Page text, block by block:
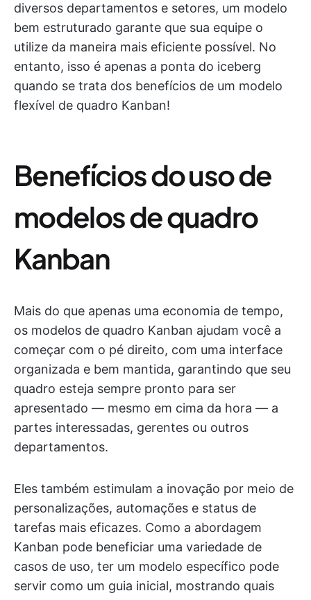
diversos departamentos e setores, um modelo
bem estruturado garante que sua equipe o
utilize da maneira mais eficiente possível. No
entanto, isso é apenas a ponta do iceberg
quando se trata dos benefícios de um modelo
flexível de quadro Kanban!
Benefícios do uso de
modelos de quadro
Kanban
Mais do que apenas uma economia de tempo,
os modelos de quadro Kanban ajudam você a
começar com o pé direito, com uma interface
organizada e bem mantida, garantindo que seu
quadro esteja sempre pronto para ser
apresentado — mesmo em cima da hora — a
partes interessadas, gerentes ou outros
departamentos.
Eles também estimulam a inovação por meio de
personalizações, automações e status de
tarefas mais eficazes. Como a abordagem
Kanban pode beneficiar uma variedade de
casos de uso, ter um modelo específico pode
servir como um guia inicial, mostrando quais